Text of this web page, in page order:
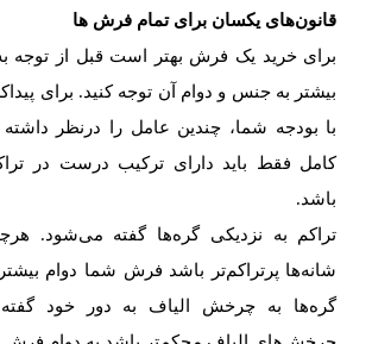
قانون‌های یکسان برای تمام فرش ها
برای خرید یک فرش بهتر است قبل از توجه
بیشتر به جنس و دوام آن توجه کنید. برای
با بودجه شما، چندین عامل را درنظر
کامل فقط باید دارای ترکیب درست در
باشد.
تراکم به نزدیکی گره‌ها گفته می‌شود.
شانه‌ها پرتراکم‌تر باشد فرش شما دوام
گره‌ها به چرخش الیاف به دور خود